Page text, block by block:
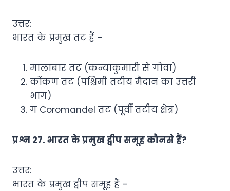
उत्तर:
भारत के प्रमुख तट हैं –
मालाबार तट (कन्याकुमारी से गोवा)
कोंकण तट (पश्चिमी तटीय मैदान का उत्तरी
भाग)
ग Coromandel तट (पूर्वी तटीय क्षेत्र)
प्रश्न 27. भारत के प्रमुख द्वीप समूह कौनसे हैं?
उत्तर:
भारत के प्रमुख द्वीप समूह हैं –